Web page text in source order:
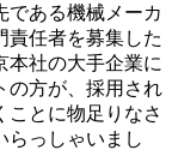
である機械メーカ
責任者を募集した
本社の大手企業に
の方が、採用され
ことに物足りなさ
らっしゃいまし